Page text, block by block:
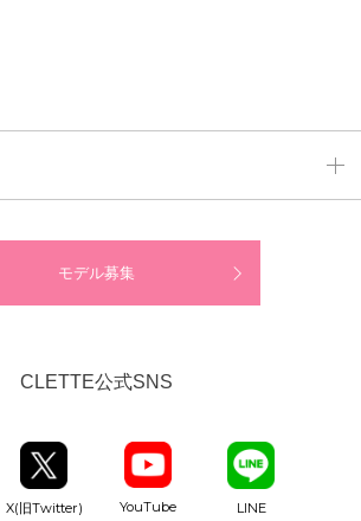
モデル募集
CLETTE公式SNS
X(旧Twitter) YouTube LINE